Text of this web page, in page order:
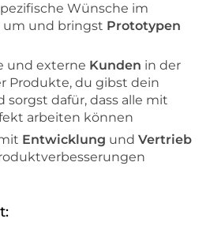
Wünsche im
um und bringst Prototypen
und externe Kunden in der
Produkte, du gibst dein
sorgst dafür, dass alle mit
arbeiten können
Entwicklung und Vertrieb